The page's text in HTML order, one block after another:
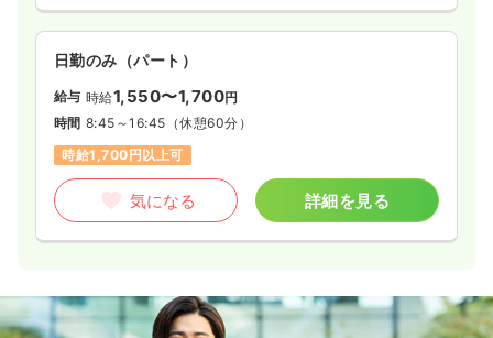
日勤のみ（パート）
給与 時給1,550〜1,700円
時間 8:45～16:45 （休憩60分）
時給1,700円以上可
気になる 詳細を見る